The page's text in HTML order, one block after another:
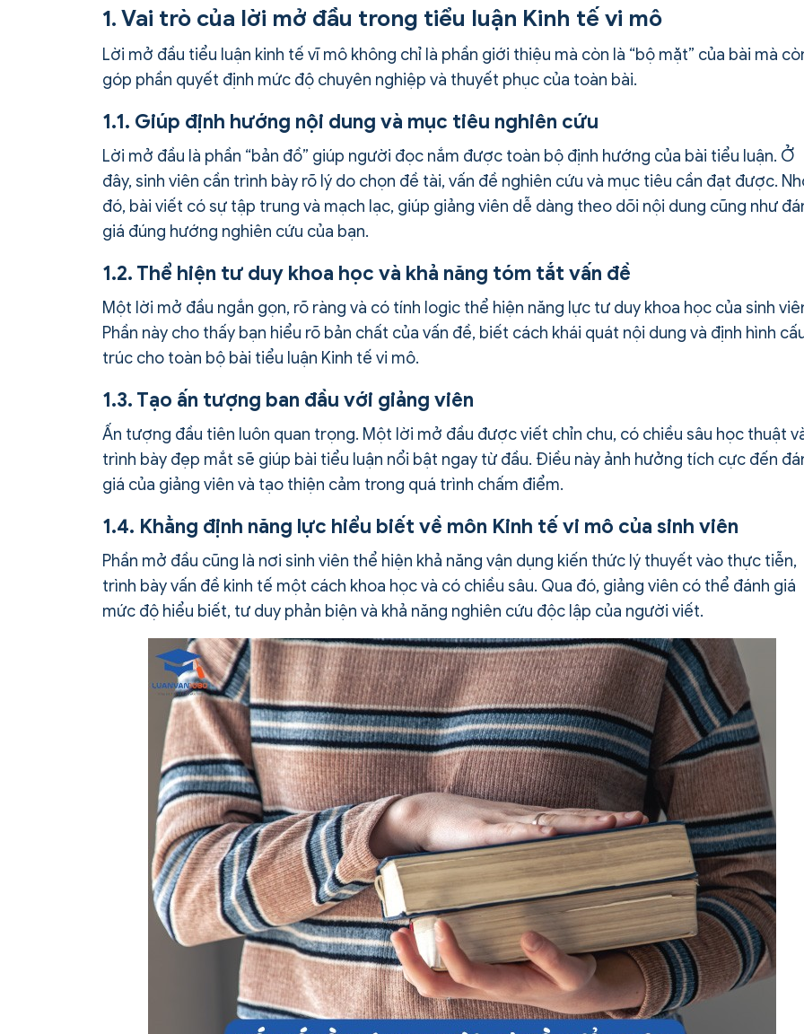
1. Vai trò của lời mở đầu trong tiểu luận Kinh tế vi mô
Lời mở đầu tiểu luận kinh tế vĩ mô không chỉ là phần giới thiệu mà còn là “bộ mặt” của bài mà
góp phần quyết định mức độ chuyên nghiệp và thuyết phục của toàn bài.
1.1. Giúp định hướng nội dung và mục tiêu nghiên cứu
Lời mở đầu là phần “bản đồ” giúp người đọc nắm được toàn bộ định hướng của bài tiểu luận. Ở
đây, sinh viên cần trình bày rõ lý do chọn đề tài, vấn đề nghiên cứu và mục tiêu cần đạt được.
đó, bài viết có sự tập trung và mạch lạc, giúp giảng viên dễ dàng theo dõi nội dung cũng như
giá đúng hướng nghiên cứu của bạn.
1.2. Thể hiện tư duy khoa học và khả năng tóm tắt vấn đề
Một lời mở đầu ngắn gọn, rõ ràng và có tính logic thể hiện năng lực tư duy khoa học của sinh
Phần này cho thấy bạn hiểu rõ bản chất của vấn đề, biết cách khái quát nội dung và định hình
trúc cho toàn bộ bài tiểu luận Kinh tế vi mô.
1.3. Tạo ấn tượng ban đầu với giảng viên
Ấn tượng đầu tiên luôn quan trọng. Một lời mở đầu được viết chỉn chu, có chiều sâu học thuật
trình bày đẹp mắt sẽ giúp bài tiểu luận nổi bật ngay từ đầu. Điều này ảnh hưởng tích cực đến
giá của giảng viên và tạo thiện cảm trong quá trình chấm điểm.
1.4. Khẳng định năng lực hiểu biết về môn Kinh tế vi mô của sinh viên
Phần mở đầu cũng là nơi sinh viên thể hiện khả năng vận dụng kiến thức lý thuyết vào thực tiễn,
trình bày vấn đề kinh tế một cách khoa học và có chiều sâu. Qua đó, giảng viên có thể đánh giá
mức độ hiểu biết, tư duy phản biện và khả năng nghiên cứu độc lập của người viết.